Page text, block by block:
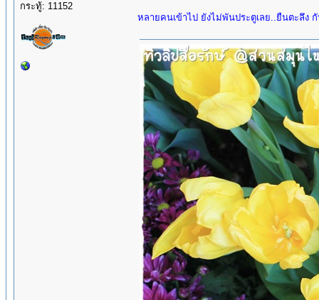
กระทู้: 11152
หลายคนเข้าไป ยังไม่พันประตูเลย..ยืนตะลึง